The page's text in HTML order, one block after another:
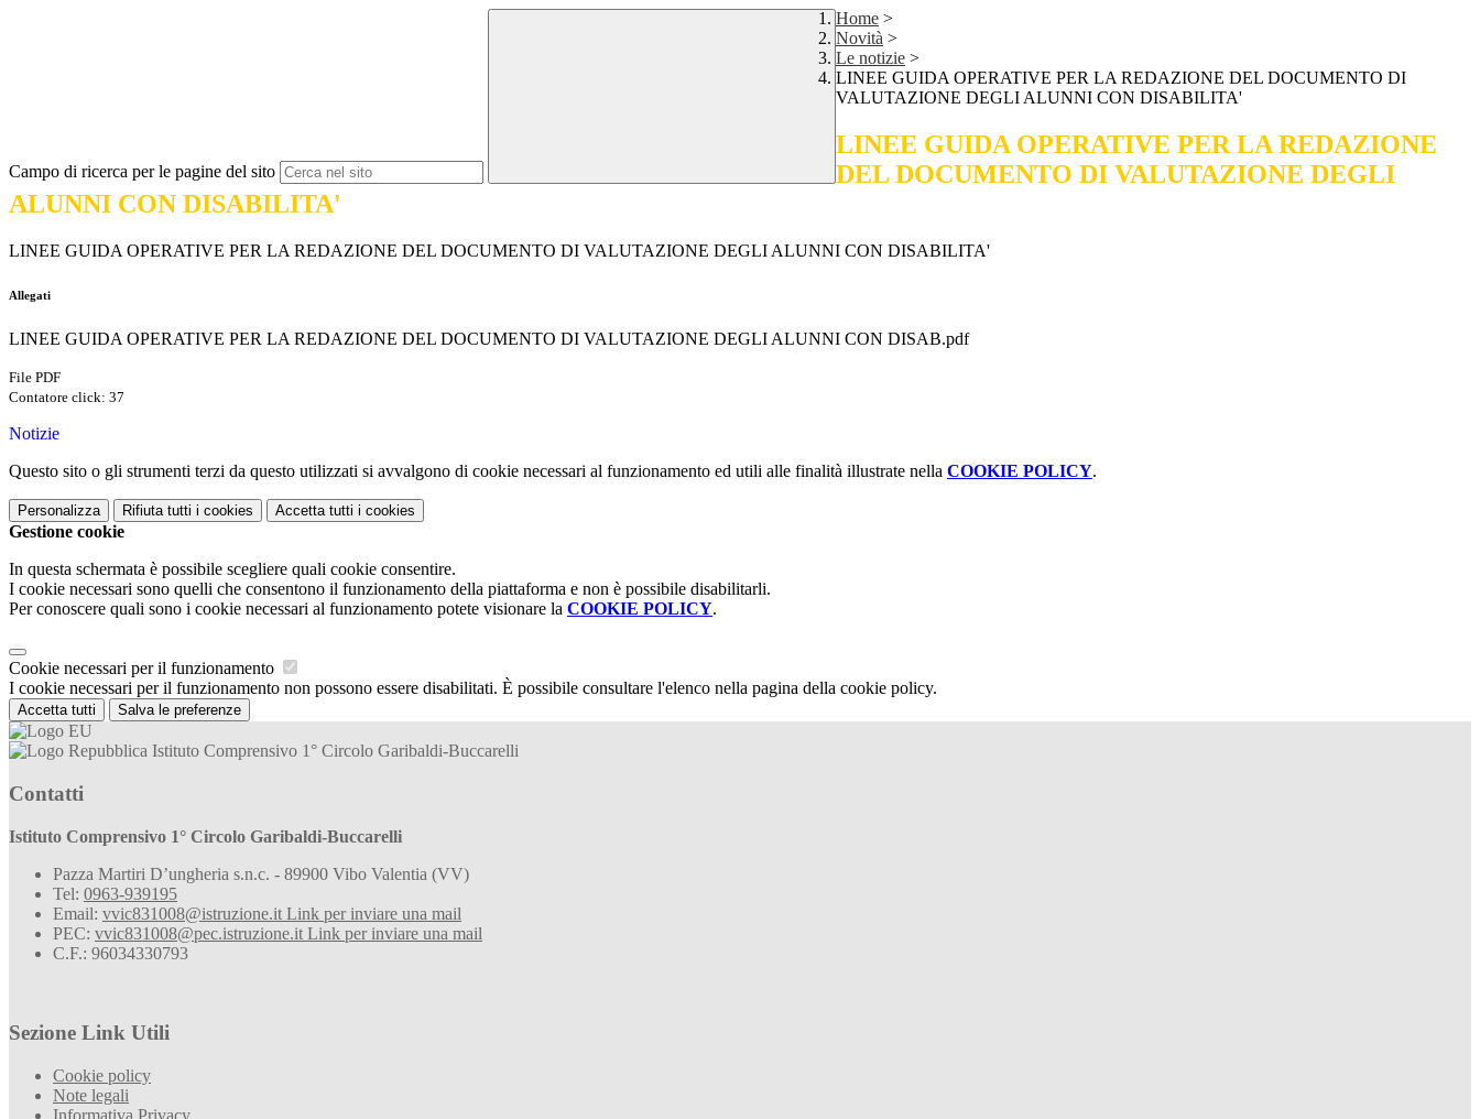
Campo di ricerca per le pagine del sito
Home >
Novità >
Le notizie >
LINEE GUIDA OPERATIVE PER LA REDAZIONE DEL DOCUMENTO DI
VALUTAZIONE DEGLI ALUNNI CON DISABILITA'
LINEE GUIDA OPERATIVE PER LA REDAZIONE
DEL DOCUMENTO DI VALUTAZIONE DEGLI
ALUNNI CON DISABILITA'
LINEE GUIDA OPERATIVE PER LA REDAZIONE DEL DOCUMENTO DI VALUTAZIONE DEGLI ALUNNI CON DISABILITA'
Allegati
LINEE GUIDA OPERATIVE PER LA REDAZIONE DEL DOCUMENTO DI VALUTAZIONE DEGLI ALUNNI CON DISAB.pdf
File PDF
Contatore click: 37
Notizie
Questo sito o gli strumenti terzi da questo utilizzati si avvalgono di cookie necessari al funzionamento ed utili alle finalità illustrate nella COOKIE POLICY.
Personalizza Rifiuta tutti i cookies Accetta tutti i cookies
Gestione cookie
In questa schermata è possibile scegliere quali cookie consentire.
I cookie necessari sono quelli che consentono il funzionamento della piattaforma e non è possibile disabilitarli.
Per conoscere quali sono i cookie necessari al funzionamento potete visionare la COOKIE POLICY.
Cookie necessari per il funzionamento
I cookie necessari per il funzionamento non possono essere disabilitati. È possibile consultare l'elenco nella pagina della cookie policy.
Accetta tutti Salva le preferenze
Istituto Comprensivo 1° Circolo Garibaldi-Buccarelli
Contatti
Istituto Comprensivo 1° Circolo Garibaldi-Buccarelli
Pazza Martiri D’ungheria s.n.c. - 89900 Vibo Valentia (VV)
Tel: 0963-939195
Email: vvic831008@istruzione.it Link per inviare una mail
PEC: vvic831008@pec.istruzione.it Link per inviare una mail
C.F.: 96034330793
Sezione Link Utili
Cookie policy
Note legali
Informativa Privacy